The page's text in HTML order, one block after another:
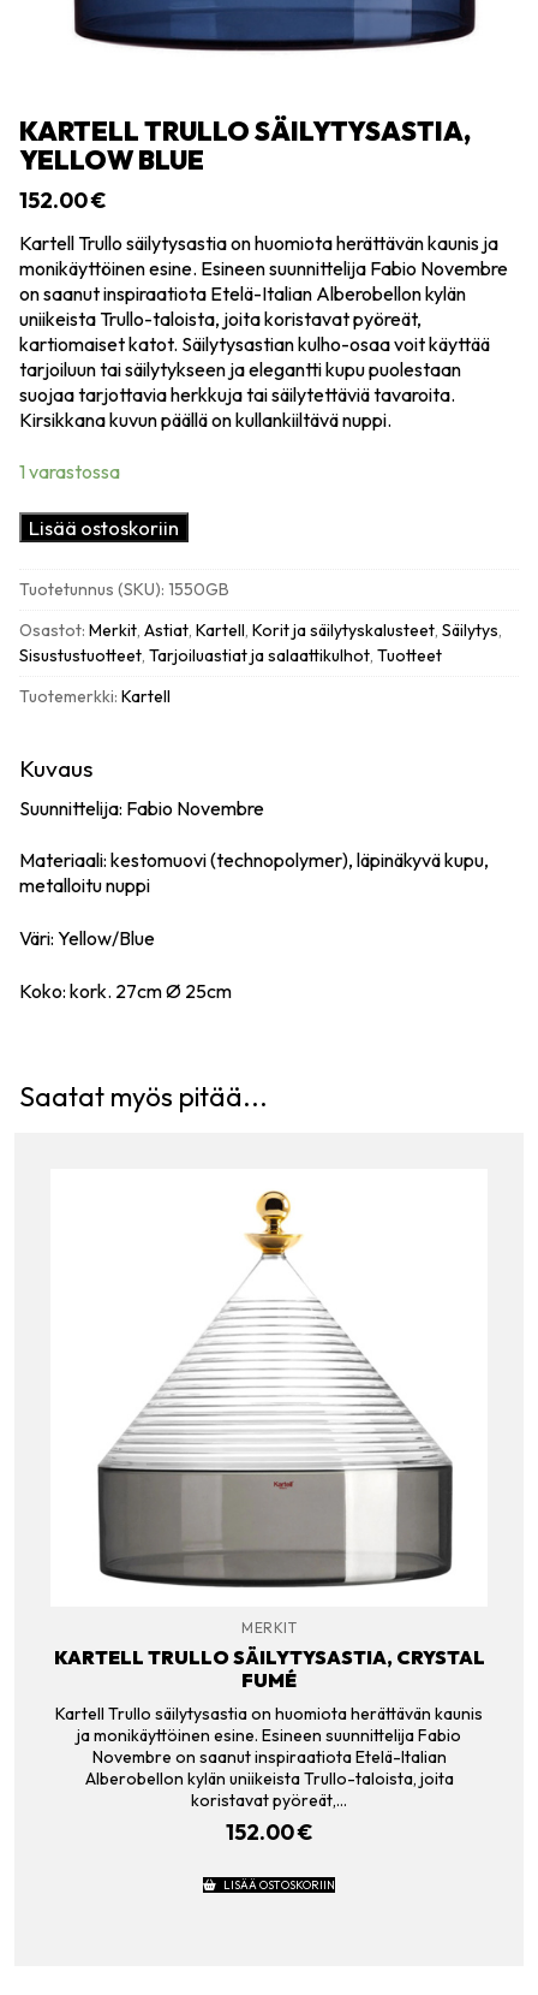
KARTELL TRULLO SÄILYTYSASTIA,
YELLOW BLUE
152.00€
Kartell Trullo säilytysastia on huomiota herättävän kaunis ja
monikäyttöinen esine. Esineen suunnittelija Fabio Novembre
on saanut inspiraatiota Etelä-Italian Alberobellon kylän
uniikeista Trullo-taloista, joita koristavat pyöreät,
kartiomaiset katot. Säilytysastian kulho-osaa voit käyttää
tarjoiluun tai säilytykseen ja elegantti kupu puolestaan
suojaa tarjottavia herkkuja tai säilytettäviä tavaroita.
Kirsikkana kuvun päällä on kullankiiltävä nuppi.
1 varastossa
Kartell
Trullo
Yellow
Blue
määrä
Lisää ostoskoriin
Tuotetunnus (SKU): 1550GB
Osastot: Merkit, Astiat, Kartell, Korit ja säilytyskalusteet, Säilytys,
Sisustustuotteet, Tarjoiluastiat ja salaattikulhot, Tuotteet
Tuotemerkki: Kartell
Kuvaus
Suunnittelija: Fabio Novembre
Materiaali: kestomuovi (technopolymer), läpinäkyvä kupu,
metalloitu nuppi
Väri: Yellow/Blue
Koko: kork. 27cm Ø 25cm
Saatat myös pitää...
MERKIT
KARTELL TRULLO SÄILYTYSASTIA, CRYSTAL
FUMÉ
Kartell Trullo säilytysastia on huomiota herättävän kaunis
ja monikäyttöinen esine. Esineen suunnittelija Fabio
Novembre on saanut inspiraatiota Etelä-Italian
Alberobellon kylän uniikeista Trullo-taloista, joita
koristavat pyöreät,…
152.00€
LISÄÄ OSTOSKORIIN